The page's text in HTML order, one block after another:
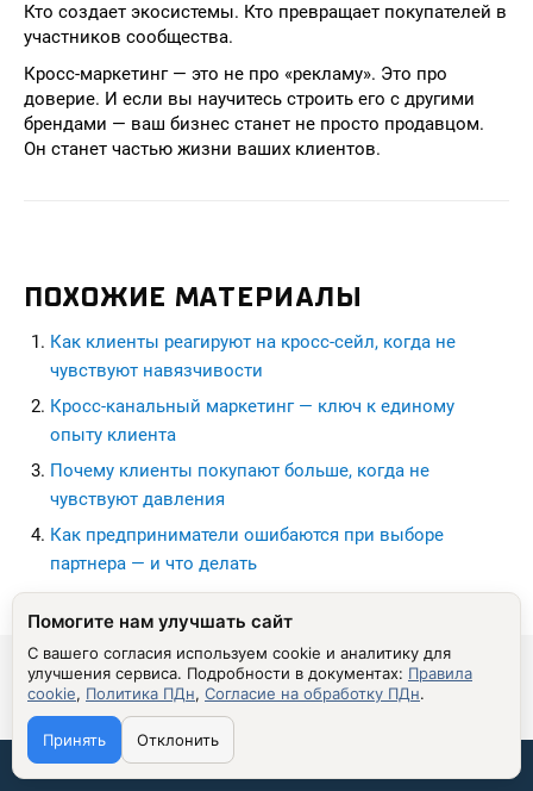
Кто создает экосистемы. Кто превращает покупателей в
участников сообщества.
Кросс-маркетинг — это не про «рекламу». Это про
доверие. И если вы научитесь строить его с другими
брендами — ваш бизнес станет не просто продавцом.
Он станет частью жизни ваших клиентов.
ПОХОЖИЕ МАТЕРИАЛЫ
Как клиенты реагируют на кросс-сейл, когда не
чувствуют навязчивости
Кросс-канальный маркетинг — ключ к единому
опыту клиента
Почему клиенты покупают больше, когда не
чувствуют давления
Как предприниматели ошибаются при выборе
партнера — и что делать
seohead.pro
© 2009 - 2026 Алексей Лазутин.
Перепечатка и использование материалов с данного сайта,
Связаться со мной:
Помогите нам улучшать сайт
С вашего согласия используем cookie и аналитику для
улучшения сервиса. Подробности в документах: Правила
cookie, Политика ПДн, Согласие на обработку ПДн.
Принять Отклонить